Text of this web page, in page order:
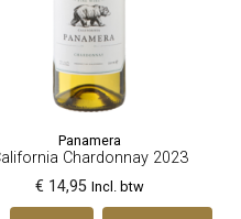
Panamera
Chardonnay 2023
€ 14,95 Incl. btw